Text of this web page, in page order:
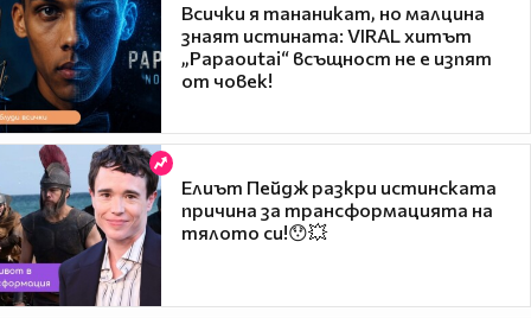
Всички я тананикат, но малцина
знаят истината: VIRAL хитът
„Papaoutai“ всъщност не е изпят
от човек!
Елиът Пейдж разкри истинската
причина за трансформацията на
тялото си!😯💥